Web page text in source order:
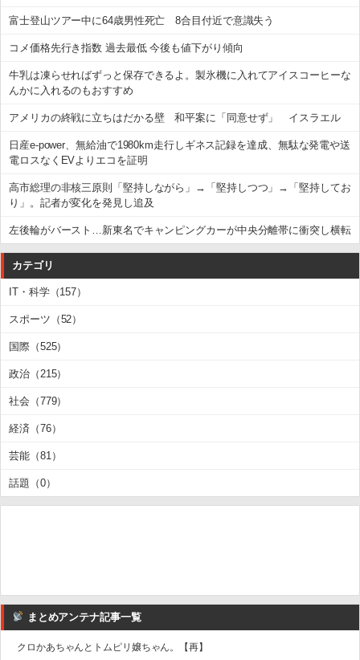
富士登山ツアー中に64歳男性死亡 8合目付近で意識失う
コメ価格先行き指数 過去最低 今後も値下がり傾向
牛乳は凍らせればずっと保存できるよ。製氷機に入れてアイスコーヒーな
んかに入れるのもおすすめ
アメリカの終戦に立ちはだかる壁 和平案に「同意せず」 イスラエル
日産e-power、無給油で1980km走行しギネス記録を達成、無駄な発電や送
電ロスなくEVよりエコを証明
高市総理の非核三原則「堅持しながら」→「堅持しつつ」→「堅持してお
り」。記者が変化を発見し追及
左後輪がバースト…新東名でキャンピングカーが中央分離帯に衝突し横転
カテゴリ
IT・科学（157）
スポーツ（52）
国際（525）
政治（215）
社会（779）
経済（76）
芸能（81）
話題（0）
まとめアンテナ記事一覧
クロかあちゃんとトムピリ嬢ちゃん。【再】